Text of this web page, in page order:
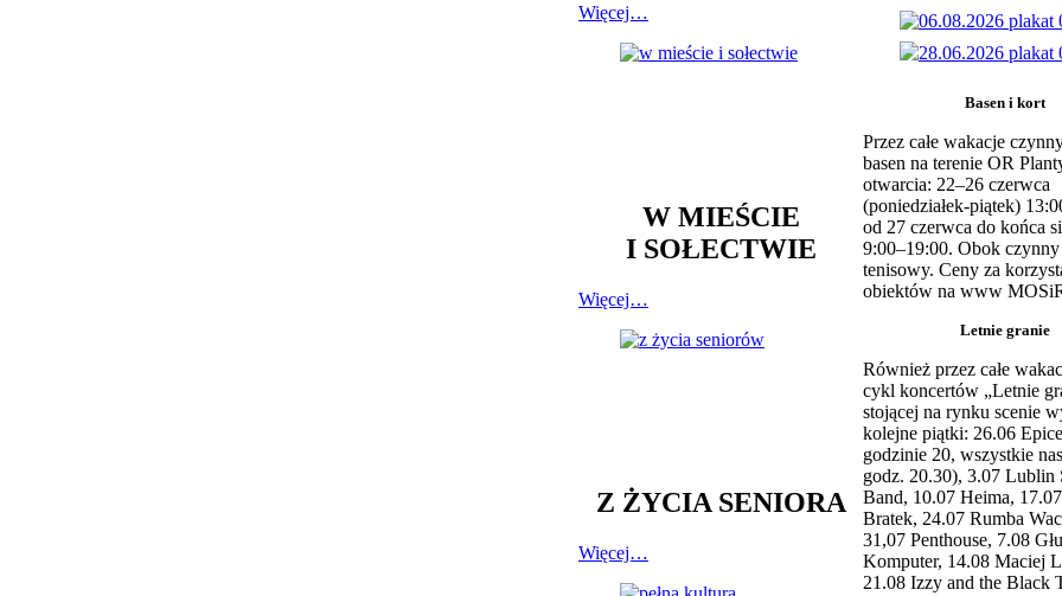
Więcej…
W MIEŚCIE
I SOŁECTWIE
Więcej…
Z ŻYCIA SENIORA
Więcej…
Basen i kort
Przez całe wakacje
basen na terenie OR
otwarcia: 22–26 czerwca
(poniedziałek-piątek)
od 27 czerwca do końca
9:00–19:00. Obok
tenisowy. Ceny za
obiektów na www
Letnie granie
Również przez całe
cykl koncertów „Letnie
stojącej na rynku scenie
kolejne piątki: 26.06
godzinie 20, wszystkie
godz. 20.30), 3.07 Lublin
Band, 10.07 Heima,
Bratek, 24.07 Rumba
31,07 Penthouse, 7.08
Komputer, 14.08 Maciej
21.08 Izzy and the Black